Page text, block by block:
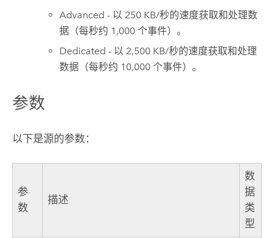
Advanced - 以 250 KB/秒的速度获取和处理数
据（每秒约 1,000 个事件）。
Dedicated - 以 2,500 KB/秒的速度获取和处理
数据（每秒约 10,000 个事件）。
参数
以下是源的参数：
参
数
描述
数
据
类
型